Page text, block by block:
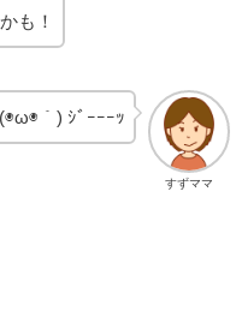
も！
すずママ
(◉ω◉｀) ｼﾞｰｰｰｯ